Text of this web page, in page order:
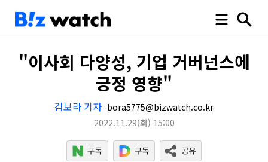
"이사회 다양성, 기업 거버넌스에
긍정 영향"
김보라 기자 bora5775@bizwatch.co.kr
2022.11.29(화) 15:00